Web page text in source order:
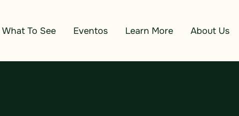
What To See Eventos Learn More About Us